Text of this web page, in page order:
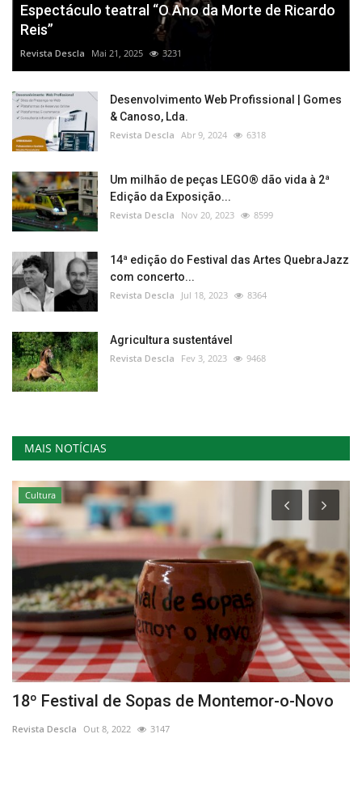
Espectáculo teatral “O Ano da Morte de Ricardo
Reis”
Revista Descla Mai 21, 2025 3231
Desenvolvimento Web Profissional | Gomes
& Canoso, Lda.
Revista Descla Abr 9, 2024 6318
Um milhão de peças LEGO® dão vida à 2ª
Edição da Exposição...
Revista Descla Nov 20, 2023 8599
14ª edição do Festival das Artes QuebraJazz
com concerto...
Revista Descla Jul 18, 2023 8364
Agricultura sustentável
Revista Descla Fev 3, 2023 9468
MAIS NOTÍCIAS
Cultura
18º Festival de Sopas de Montemor-o-Novo
Revista Descla Out 8, 2022 3147